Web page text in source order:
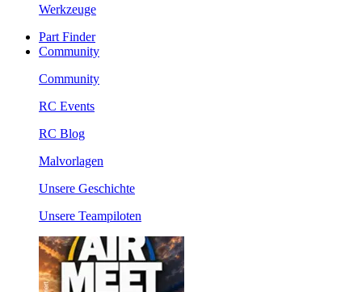
Werkzeuge
Part Finder
Community
Community
RC Events
RC Blog
Malvorlagen
Unsere Geschichte
Unsere Teampiloten